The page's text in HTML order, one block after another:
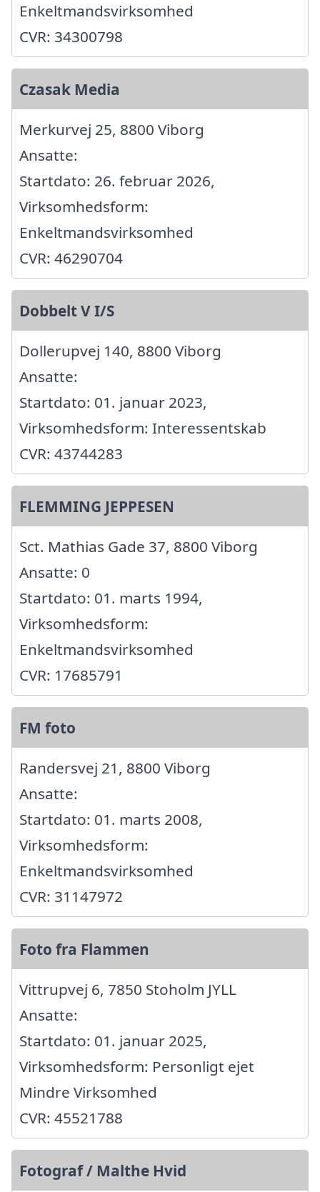
Enkeltmandsvirksomhed
CVR: 34300798
Czasak Media
Merkurvej 25, 8800 Viborg
Ansatte:
Startdato: 26. februar 2026,
Virksomhedsform:
Enkeltmandsvirksomhed
CVR: 46290704
Dobbelt V I/S
Dollerupvej 140, 8800 Viborg
Ansatte:
Startdato: 01. januar 2023,
Virksomhedsform: Interessentskab
CVR: 43744283
FLEMMING JEPPESEN
Sct. Mathias Gade 37, 8800 Viborg
Ansatte: 0
Startdato: 01. marts 1994,
Virksomhedsform:
Enkeltmandsvirksomhed
CVR: 17685791
FM foto
Randersvej 21, 8800 Viborg
Ansatte:
Startdato: 01. marts 2008,
Virksomhedsform:
Enkeltmandsvirksomhed
CVR: 31147972
Foto fra Flammen
Vittrupvej 6, 7850 Stoholm JYLL
Ansatte:
Startdato: 01. januar 2025,
Virksomhedsform: Personligt ejet
Mindre Virksomhed
CVR: 45521788
Fotograf / Malthe Hvid